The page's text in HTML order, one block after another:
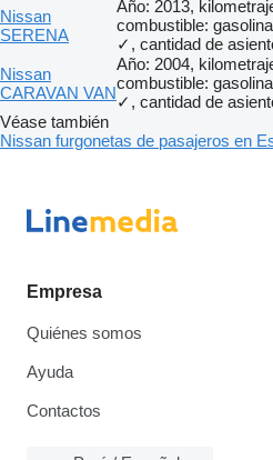
Nissan
SERENA
Año: 2013,
combustible:
✓, cantidad de
Nissan
CARAVAN VAN
Año: 2004,
combustible:
✓, cantidad de
Véase también
Nissan furgonetas de pasajeros en
Empresa
Quiénes somos
Ayuda
Contactos